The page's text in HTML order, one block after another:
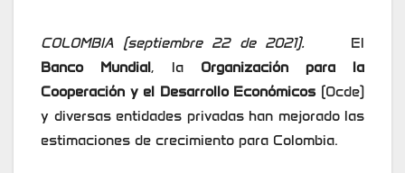
COLOMBIA (septiembre 22 de 2021). El
Banco Mundial, la Organización para la
Cooperación y el Desarrollo Económicos (Ocde)
y diversas entidades privadas han mejorado las
estimaciones de crecimiento para Colombia.